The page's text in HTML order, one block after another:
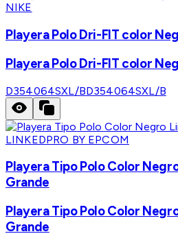
NIKE
Playera Polo Dri-FIT color
Playera Polo Dri-FIT color
D354064SXL/BD354064SXL/B
LINKEDPRO BY EPCOM
Playera Tipo Polo Color
Grande
Playera Tipo Polo Color
Grande